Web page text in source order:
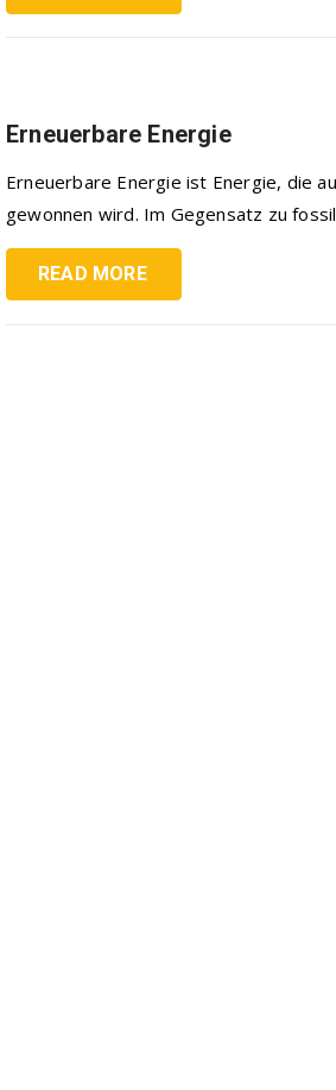
Erneuerbare Energie
Erneuerbare Energie ist Energie, die
gewonnen wird. Im Gegensatz zu
READ MORE